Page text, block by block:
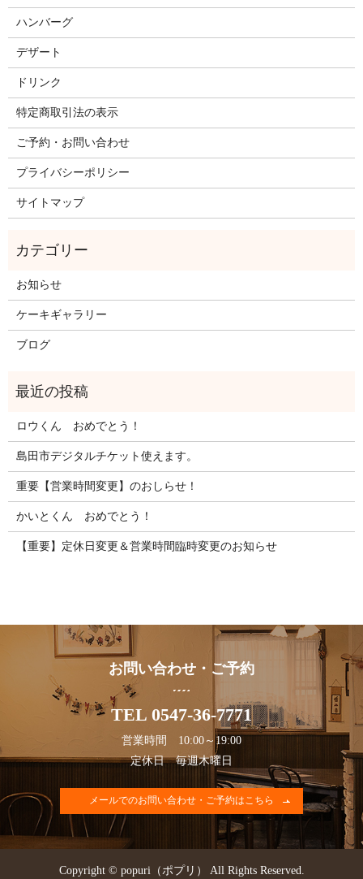
ハンバーグ
デザート
ドリンク
特定商取引法の表示
ご予約・お問い合わせ
プライバシーポリシー
サイトマップ
お知らせ
ケーキギャラリー
ブログ
ロウくん おめでとう！
島田市デジタルチケット使えます。
重要【営業時間変更】のおしらせ！
かいとくん おめでとう！
【重要】定休日変更＆営業時間臨時変更のお知らせ
お問い合わせ・ご予約
TEL 0547-36-7771
営業時間 10:00～19:00
定休日 毎週木曜日
メールでのお問い合わせ・ご予約はこちら
Copyright © popuri（ポプリ） All Rights Reserved.